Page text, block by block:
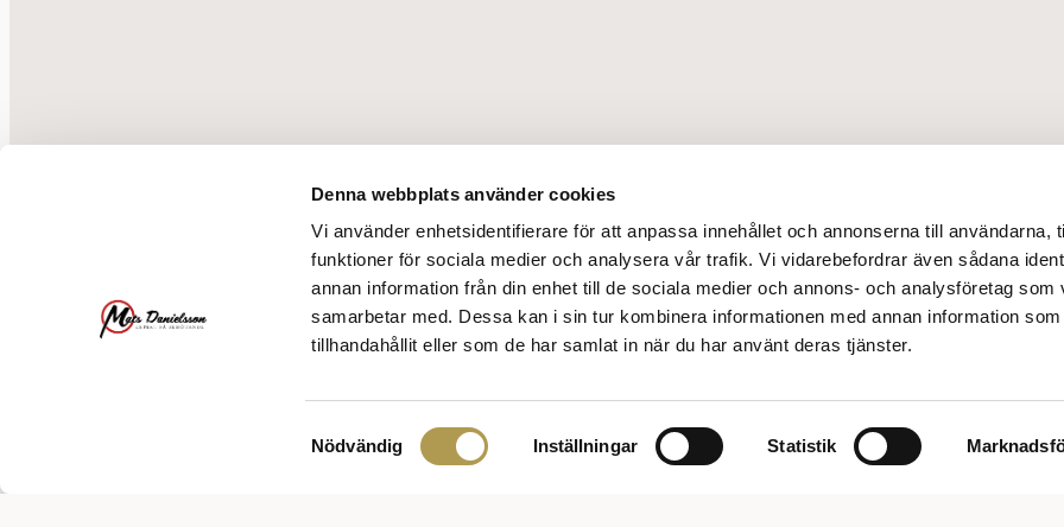
Denna webbplats använder cookies
Vi använder enhetsidentifierare för att anpassa innehållet och annonserna till användarna,
funktioner för sociala medier och analysera vår trafik. Vi vidarebefordrar även sådana
annan information från din enhet till de sociala medier och annons- och analysföretag som
samarbetar med. Dessa kan i sin tur kombinera informationen med annan information
tillhandahållit eller som de har samlat in när du har använt deras tjänster.
Samtyckesval
Nödvändig Inställningar Statistik
Er Man AB
Start Fråga Mats Tips Föreläsningar Press & Filmer Om oss
KontaktAnnonsera